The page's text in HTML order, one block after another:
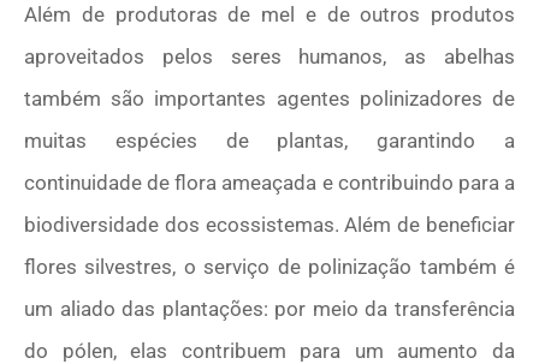
Além de produtoras de mel e de outros produtos
aproveitados pelos seres humanos, as abelhas
também são importantes agentes polinizadores de
muitas espécies de plantas, garantindo a
continuidade de flora ameaçada e contribuindo para a
biodiversidade dos ecossistemas. Além de beneficiar
flores silvestres, o serviço de polinização também é
um aliado das plantações: por meio da transferência
do pólen, elas contribuem para um aumento da